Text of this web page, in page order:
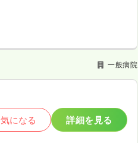
一般病院
気になる 詳細を見る